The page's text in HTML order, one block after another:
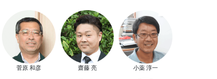
菅原 和彦 齋藤 亮 小薬 淳一